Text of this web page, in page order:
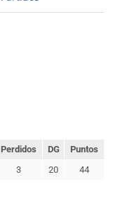
Perdidos DG
Puntos
3 20 44